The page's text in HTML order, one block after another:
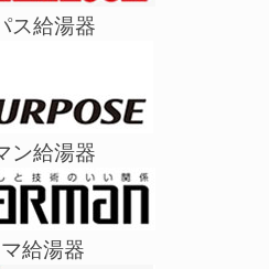
ス給湯器
ン給湯器
給湯器